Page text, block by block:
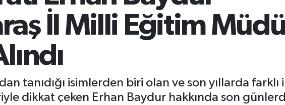
İl Milli Eğitim
tanıdığı isimlerden biri olan ve son yıllarda
dikkat çeken Erhan Baydur hakkında son